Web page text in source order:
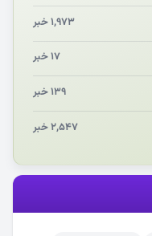
۱,۹۷۳ خبر
۱۷ خبر
۱۳۹ خبر
۲,۵۴۷ خبر